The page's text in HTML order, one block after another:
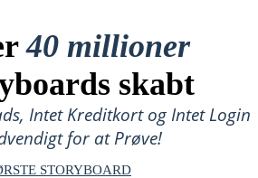
40 millioner
skabt
Intet Kreditkort og Intet Login
for at Prøve!
STORYBOARD